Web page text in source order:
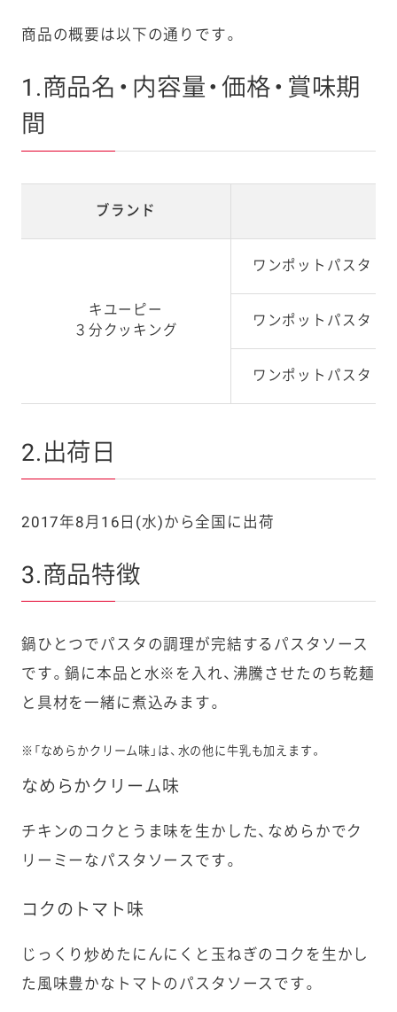
商品の概要は以下の通りです。
1.商品名・内容量・価格・賞味期
間
ブランド
キユーピー
３分クッキング
ワンポットパスタ
ワンポットパスタ コ
ワンポットパスタ だ
2.出荷日
2017年8月16日(水)から全国に出荷
3.商品特徴
鍋ひとつでパスタの調理が完結するパスタソース
です。鍋に本品と水※を入れ、沸騰させたのち乾麺
と具材を一緒に煮込みます。
※「なめらかクリーム味」は、水の他に牛乳も加えます。
なめらかクリーム味
チキンのコクとうま味を生かした、なめらかでク
リーミーなパスタソースです。
コクのトマト味
じっくり炒めたにんにくと玉ねぎのコクを生かし
た風味豊かなトマトのパスタソースです。